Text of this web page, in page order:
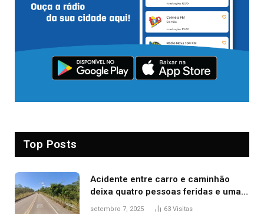
Top Posts
Acidente entre carro e caminhão
deixa quatro pessoas feridas e uma
mulher morta na TO-070
setembro 7, 2025 63 Visitas